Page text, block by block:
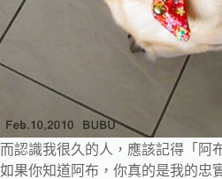
而認識我很久的人，應該記得「阿
如果你知道阿布，你真的是我的忠